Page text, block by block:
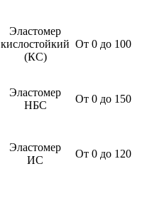
Эластомер
кислостойкий
(КС)
От 0 до 100
Эластомер
НБС
От 0 до 150
Эластомер
ИС
От 0 до 120